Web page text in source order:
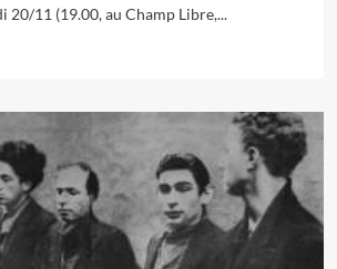
20/11 (19.00, au Champ Libre,...